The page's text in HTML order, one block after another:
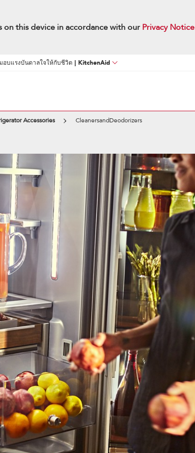
on this device in accordance with our Privacy Notice
อบแรงบันดาลใจให้กับชีวิต | KitchenAid
Accessories CleanersandDeodorizers